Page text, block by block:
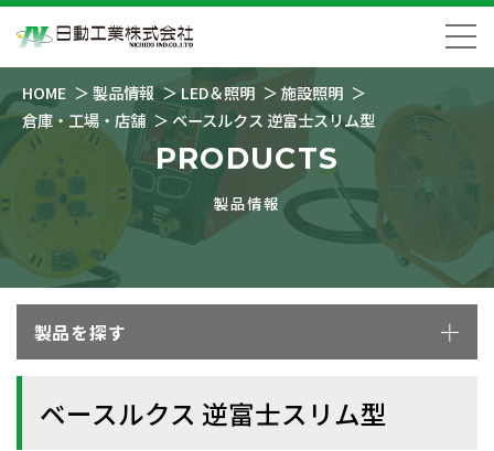
HOME 製品情報 LED＆照明
施設照明
倉庫・工場・店舗
ベースルクス 逆富士スリム型
PRODUCTS
製品情報
製品を探す
ベースルクス 逆富士スリム型